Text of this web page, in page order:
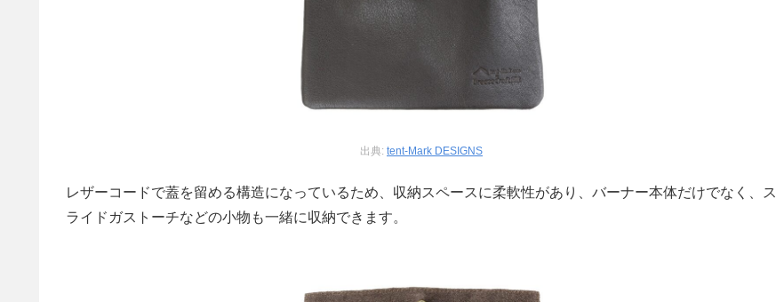
出典: tent-Mark DESIGNS
レザーコードで蓋を留める構造になっているため、収納スペースに柔軟性があり、バーナー本体だけでなく、ス
ライドガストーチなどの小物も一緒に収納できます。